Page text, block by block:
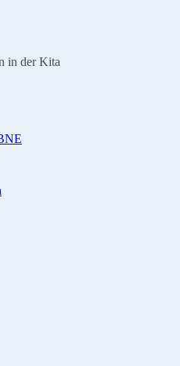
in der Kita